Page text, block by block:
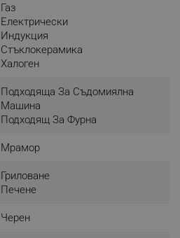
Газ
Електрически
Индукция
Стъклокерамика
Халоген
Подходяща За Съдомиялна
Машина
Подходящ За Фурна
Мрамор
Гриловане
Печене
Черен